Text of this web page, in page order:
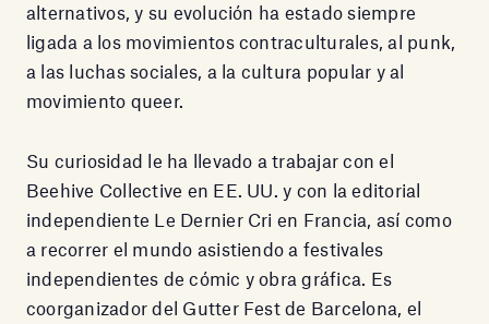
alternativos, y su evolución ha estado siempre
ligada a los movimientos contraculturales, al punk,
a las luchas sociales, a la cultura popular y al
movimiento queer.
Su curiosidad le ha llevado a trabajar con el
Beehive Collective en EE. UU. y con la editorial
independiente Le Dernier Cri en Francia, así como
a recorrer el mundo asistiendo a festivales
independientes de cómic y obra gráfica. Es
coorganizador del Gutter Fest de Barcelona, el